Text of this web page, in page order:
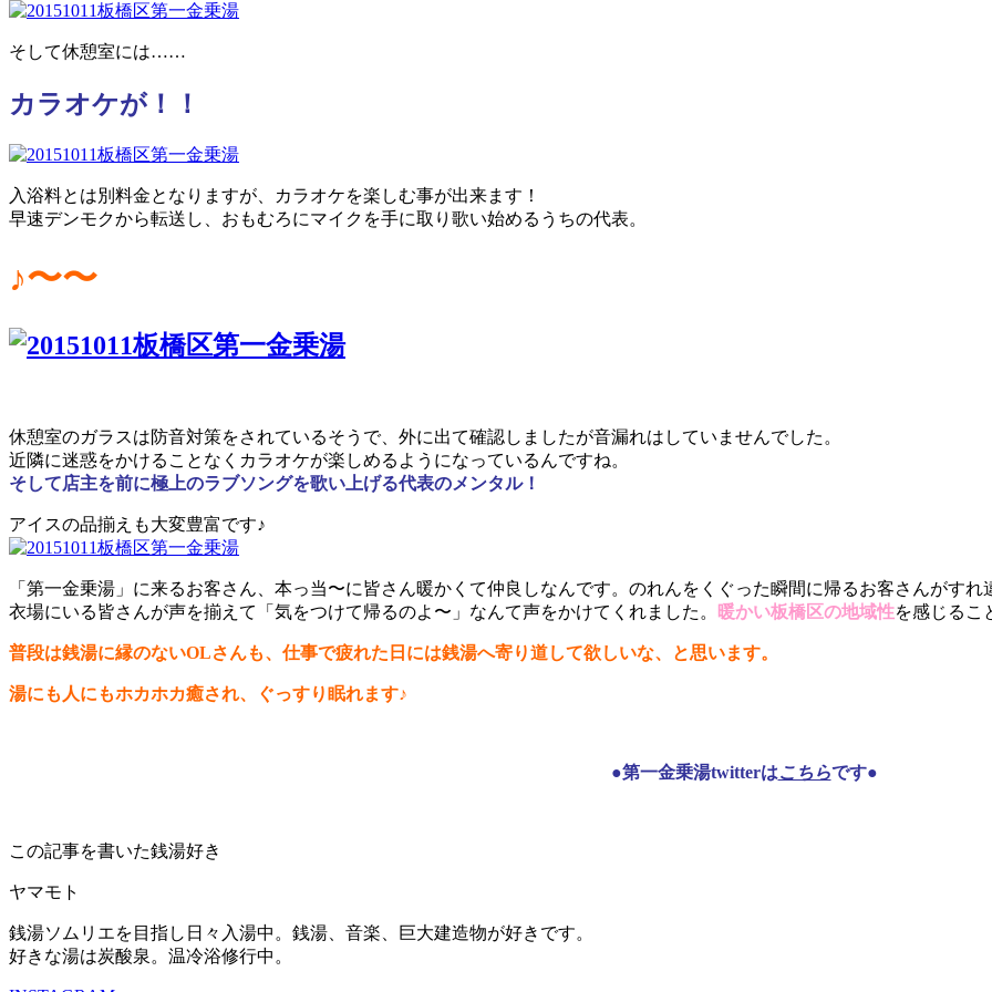
そして休憩室には……
カラオケが！！
入浴料とは別料金となりますが、カラオケを楽しむ事が出来ます！
早速デンモクから転送し、おもむろにマイクを手に取り歌い始めるうちの代表。
♪〜〜
休憩室のガラスは防音対策をされているそうで、外に出て確認しましたが音漏れはしていませんでした。
近隣に迷惑をかけることなくカラオケが楽しめるようになっているんですね。
そして店主を前に極上のラブソングを歌い上げる代表のメンタル！
アイスの品揃えも大変豊富です♪
「第一金乗湯」に来るお客さん、本っ当〜に皆さん暖かくて仲良しなんです。のれんをくぐった瞬間に帰るお客さんがす
衣場にいる皆さんが声を揃えて「気をつけて帰るのよ〜」なんて声をかけてくれました。
暖かい板橋区の地域性を感じるこ
普段は銭湯に縁のないOLさんも、仕事で疲れた日には銭湯へ寄り道して欲しいな、と思います。
湯にも人にもホカホカ癒され、ぐっすり眠れます♪
●第一金乗湯twitterはこちらです●
この記事を書いた銭湯好き
ヤマモト
銭湯ソムリエを目指し日々入湯中。銭湯、音楽、巨大建造物が好きです。
好きな湯は炭酸泉。温冷浴修行中。